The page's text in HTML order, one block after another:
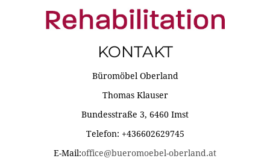
KONTAKT
Büromöbel Oberland
Thomas Klauser
Bundesstraße 3, 6460 Imst
Telefon: +436602629745
E-Mail:office@bueromoebel-oberland.at